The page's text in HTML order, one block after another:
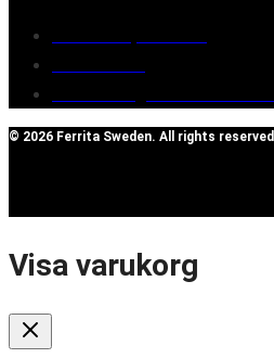
© 2026 Ferrita Sweden. All rights reserved
Visa varukorg